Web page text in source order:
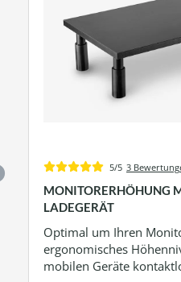
5/5 3
MONITORERHÖHUNG
LADEGERÄT
Optimal um Ihren
ergonomisches
mobilen Geräte